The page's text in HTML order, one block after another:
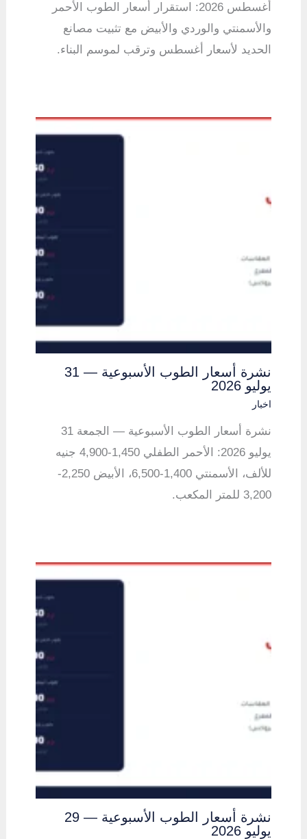
أغسطس 2026: استقرار أسعار الطوب الأحمر
والأسمنتي والوردي والأبيض مع تثبيت مصانع
الحديد لأسعار أغسطس وترقب لموسم البناء.
نشرة أسعار الطوب الأسبوعية — 31
يوليو 2026
اخبار
نشرة أسعار الطوب الأسبوعية — الجمعة 31
يوليو 2026: الأحمر الطفلي 1,450-4,900 جنيه
للألف، الأسمنتي 1,400-6,500، الأبيض 2,250-
3,200 للمتر المكعب.
نشرة أسعار الطوب الأسبوعية — 29
يوليو 2026